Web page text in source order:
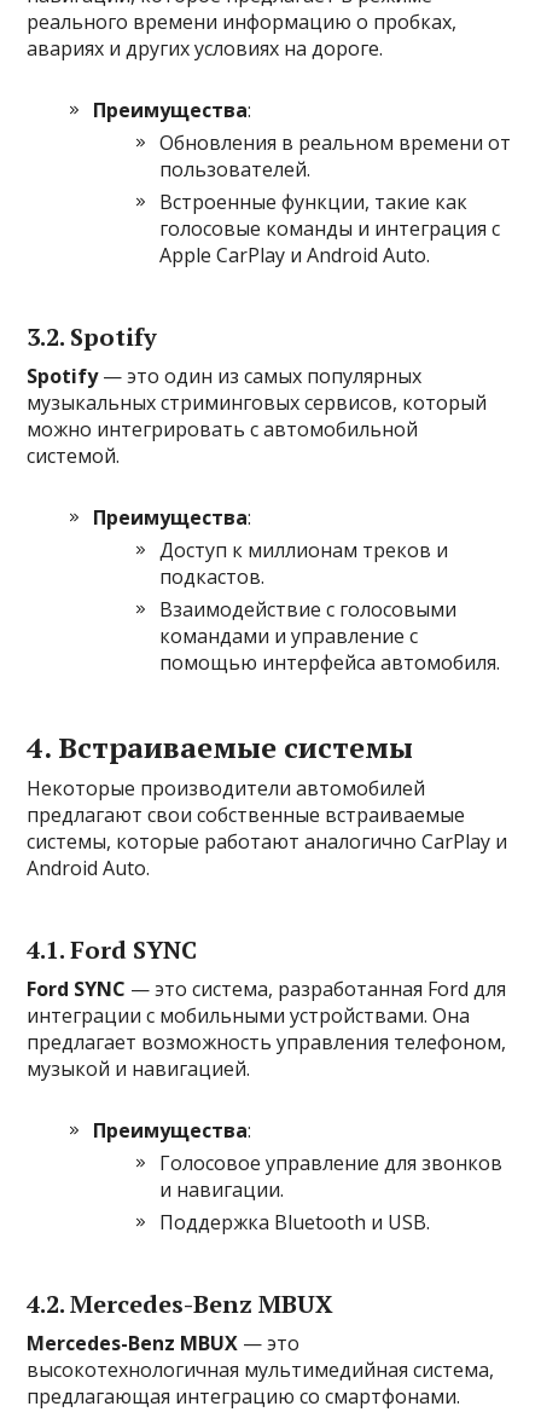
реального времени информацию о пробках,
авариях и других условиях на дороге.
Преимущества:
Обновления в реальном времени от
пользователей.
Встроенные функции, такие как
голосовые команды и интеграция с
Apple CarPlay и Android Auto.
3.2. Spotify
Spotify— это один из самых популярных
музыкальных стриминговых сервисов, который
можно интегрировать с автомобильной
системой.
Преимущества:
Доступ к миллионам треков и
подкастов.
Взаимодействие с голосовыми
командами и управление с
помощью интерфейса автомобиля.
4. Встраиваемые системы
Некоторые производители автомобилей
предлагают свои собственные встраиваемые
системы, которые работают аналогично CarPlay и
Android Auto.
4.1. Ford SYNC
Ford SYNC — это система, разработанная Ford для
интеграции с мобильными устройствами. Она
предлагает возможность управления телефоном,
музыкой и навигацией.
Преимущества:
Голосовое управление для звонков
и навигации.
Поддержка Bluetooth и USB.
4.2. Mercedes-Benz MBUX
Mercedes-Benz MBUX — это
высокотехнологичная мультимедийная система,
предлагающая интеграцию со смартфонами.